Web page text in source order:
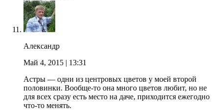
Александр
Май 4, 2015 | 13:31
Астры — одни из центровых цветов у моей второй
половинки. Вообще-то она много цветов любит, но не
для всех сразу есть место на даче, приходится ежегодно
что-то менять.